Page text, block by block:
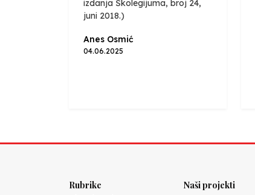
izdanja Školegijuma, broj 24,
juni 2018.)
Anes Osmić
04.06.2025
Rubrike Naši projekti